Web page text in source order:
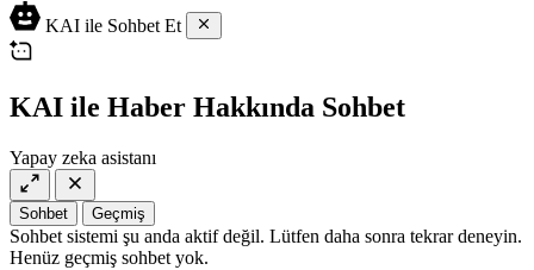
casino
siteleri
casino
2023
lordcasino
canlı
casino
siteleri
iyi
casino
vdcasino
vdcasino
giriş
vdcasino
resmi
ev
yapımı
salça
KAI ile Sohbet Et
KAI ile Haber Hakkında Sohbet
Yapay zeka asistanı
Sohbet Geçmiş
Sohbet sistemi şu anda aktif değil. Lütfen daha sonra tekrar deneyin.
Henüz geçmiş sohbet yok.